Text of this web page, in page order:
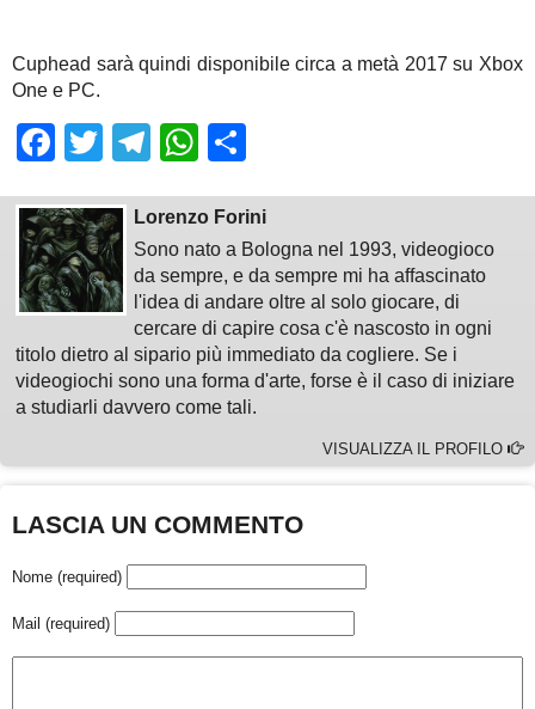
Cuphead sarà quindi disponibile circa a metà 2017 su Xbox
One e PC.
Facebook
TwitterTelegram
WhatsApp
Lorenzo Forini
Sono nato a Bologna nel 1993, videogioco
da sempre, e da sempre mi ha affascinato
l'idea di andare oltre al solo giocare, di
cercare di capire cosa c'è nascosto in ogni
titolo dietro al sipario più immediato da cogliere. Se i
videogiochi sono una forma d'arte, forse è il caso di iniziare
a studiarli davvero come tali.
VISUALIZZA IL PROFILO
LASCIA UN COMMENTO
Nome (required)
Mail (required)